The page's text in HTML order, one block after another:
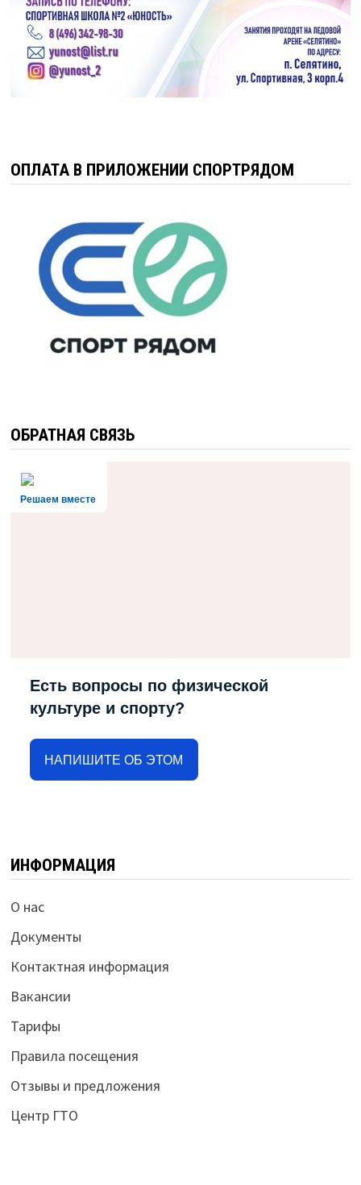
ОПЛАТА В ПРИЛОЖЕНИИ СПОРТРЯДОМ
ОБРАТНАЯ СВЯЗЬ
Решаем вместе
Есть вопросы по физической
культуре и спорту?
НАПИШИТЕ ОБ ЭТОМ
ИНФОРМАЦИЯ
О нас
Документы
Контактная информация
Вакансии
Тарифы
Правила посещения
Отзывы и предложения
Центр ГТО